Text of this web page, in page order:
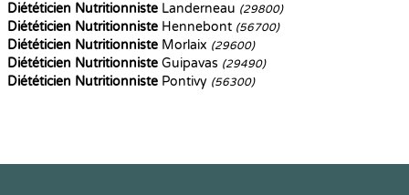
Diététicien Nutritionniste Landerneau (29800)
Diététicien Nutritionniste Hennebont (56700)
Diététicien Nutritionniste Morlaix (29600)
Diététicien Nutritionniste Guipavas (29490)
Diététicien Nutritionniste Pontivy (56300)